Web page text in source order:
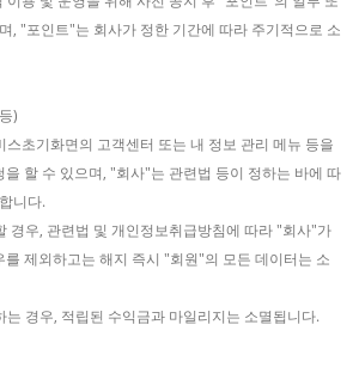
, "포인트"는 회사가 정한 기간에 따라 주기적으로 소
)
초기화면의 고객센터 또는 내 정보 관리 메뉴 등을
할 수 있으며, "회사"는 관련법 등이 정하는 바에 따
니다.
우, 관련법 및 개인정보취급방침에 따라 "회사"가
제외하고는 해지 즉시 "회원"의 모든 데이터는 소
경우, 적립된 수익금과 마일리지는 소멸됩니다.